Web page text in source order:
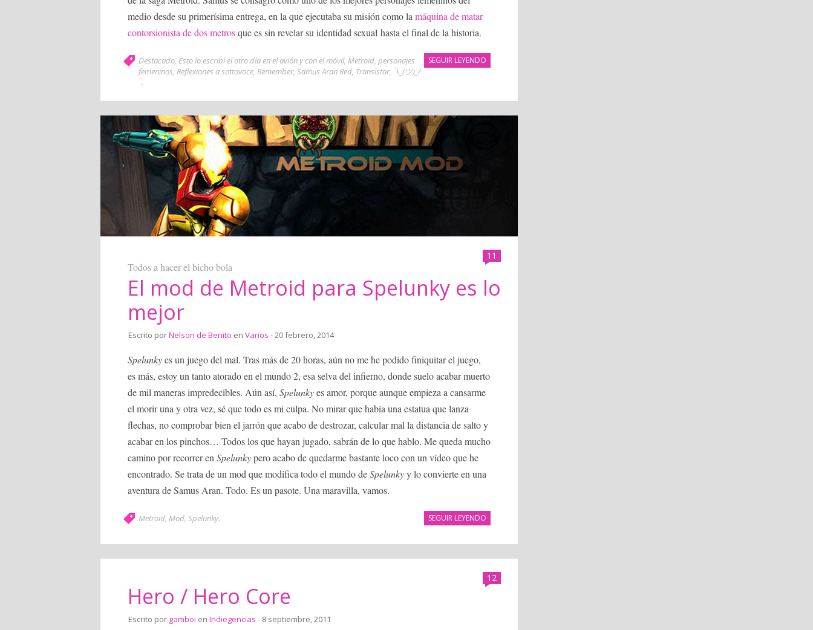
medio desde su primerísima entrega, en la que ejecutaba su misión como la máquina de matar
contorsionista de dos metrosque es sin revelar su identidad sexual hasta el final de la historia.
SEGUIR LEYENDO
Destacado, Esto lo escribí el otro día en el avión y con el móvil, Metroid, personajes
femeninos, Reflexiones a sottovoce, Remember, Samus Aran Red, Transistor, ¯\_(ツ)_/
¯.
11
Todos a hacer el bicho bola
El mod de Metroid para Spelunky es lo
mejor
Escrito porNelson de Benito en Varios - 20 febrero, 2014
Spelunkyes un juego del mal. Tras más de 20 horas, aún no me he podido finiquitar el juego,
es más, estoy un tanto atorado en el mundo 2, esa selva del infierno, donde suelo acabar muerto
de mil maneras impredecibles. Aún así, Spelunkyes amor, porque aunque empieza a cansarme
el morir una y otra vez, sé que todo es mi culpa. No mirar que había una estatua que lanza
flechas, no comprobar bien el jarrón que acabo de destrozar, calcular mal la distancia de salto y
acabar en los pinchos… Todos los que hayan jugado, sabrán de lo que hablo. Me queda mucho
camino por recorrer en Spelunkypero acabo de quedarme bastante loco con un vídeo que he
encontrado. Se trata de un mod que modifica todo el mundo deSpelunkyy lo convierte en una
aventura de Samus Aran. Todo. Es un pasote. Una maravilla, vamos.
SEGUIR LEYENDO
Metroid, Mod, Spelunky.
12
Hero / Hero Core
Escrito por gamboi en Indiegencias - 8 septiembre, 2011